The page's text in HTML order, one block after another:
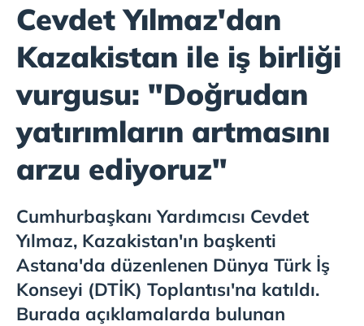
Cevdet Yılmaz'dan
Kazakistan ile iş birliği
vurgusu: "Doğrudan
yatırımların artmasını
arzu ediyoruz"
Cumhurbaşkanı Yardımcısı Cevdet
Yılmaz, Kazakistan'ın başkenti
Astana'da düzenlenen Dünya Türk İş
Konseyi (DTİK) Toplantısı'na katıldı.
Burada açıklamalarda bulunan